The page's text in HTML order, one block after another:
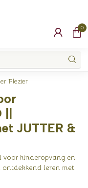
0
Plezier
JUTTER &
voor kinderopvang en
ontdekkend leren met